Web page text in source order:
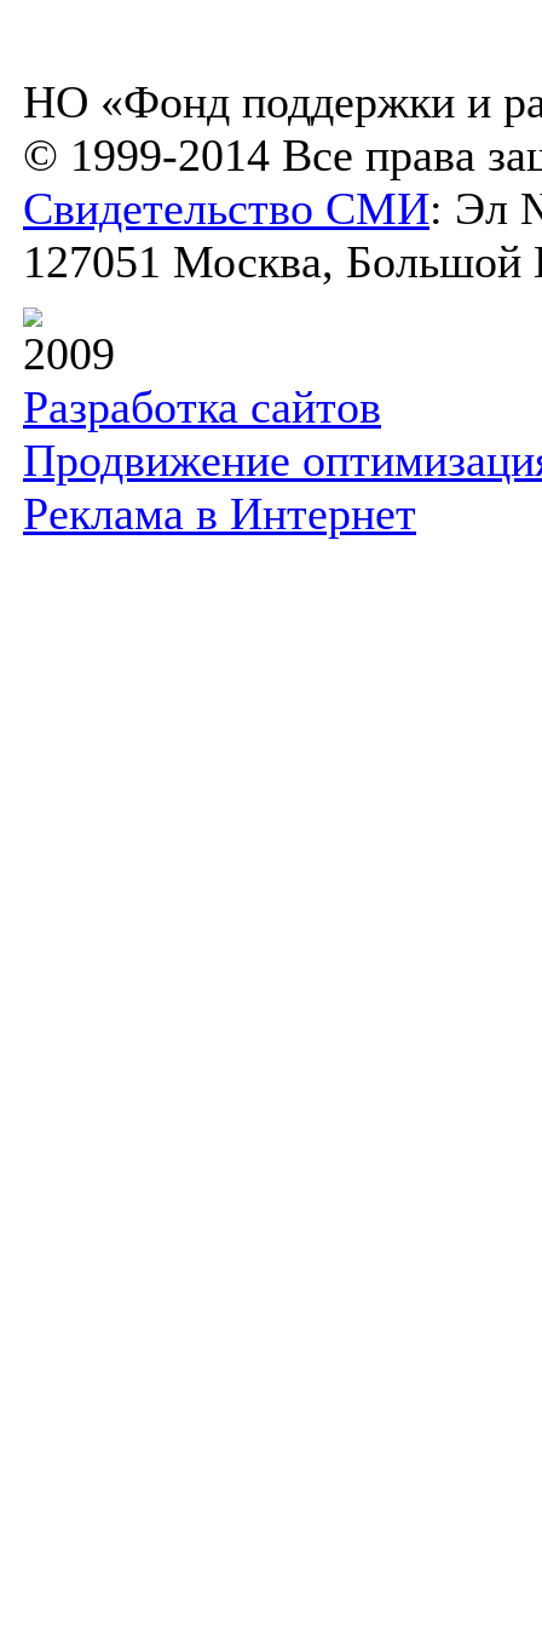
НО «Фонд поддержки и
© 1999-2014 Все права
Свидетельство СМИ: Эл
127051 Москва, Большой
2009
Разработка сайтов
Продвижение
Реклама в Интернет